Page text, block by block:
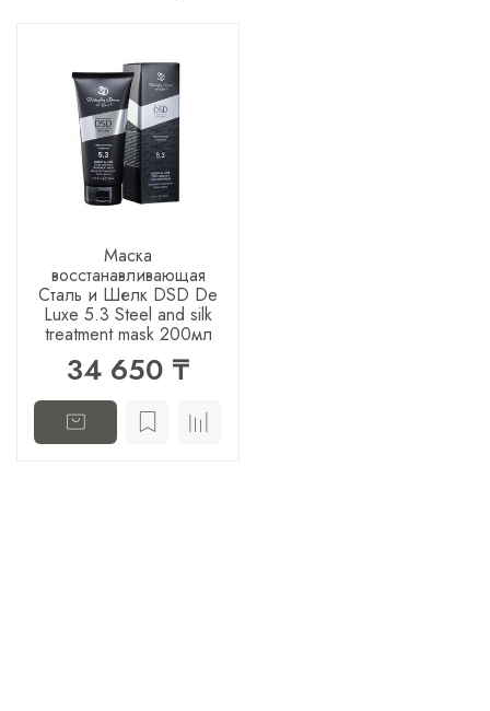
Маска
восстанавливающая
Сталь и Шелк DSD De
Luxe 5.3 Steel and silk
treatment mask 200мл
34 650 ₸